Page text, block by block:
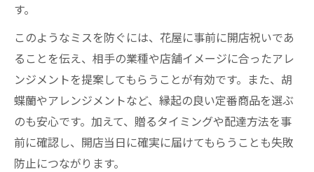
す。
このようなミスを防ぐには、花屋に事前に開店祝いであ
ることを伝え、相手の業種や店舗イメージに合ったアレ
ンジメントを提案してもらうことが有効です。また、胡
蝶蘭やアレンジメントなど、縁起の良い定番商品を選ぶ
のも安心です。加えて、贈るタイミングや配達方法を事
前に確認し、開店当日に確実に届けてもらうことも失敗
防止につながります。